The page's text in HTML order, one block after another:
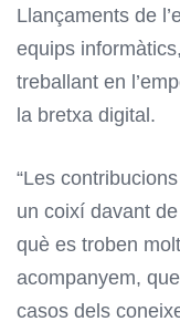
Llançaments de
equips
treballant en
la bretxa digital.
“Les
un coixí davant
què es troben
acompanyem,
casos dels